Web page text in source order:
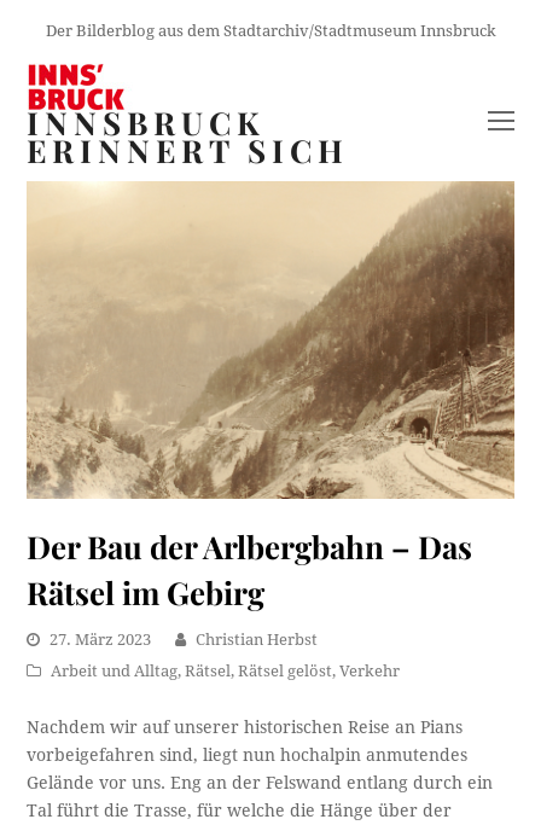
Der Bilderblog aus dem Stadtarchiv/Stadtmuseum Innsbruck
INNSBRUCK
ERINNERT SICH
Der Bau der Arlbergbahn – Das
Rätsel im Gebirg
27. März 2023
Christian Herbst
Arbeit und Alltag,Rätsel,Rätsel gelöst,Verkehr
Nachdem wir auf unserer historischen Reise an Pians
vorbeigefahren sind, liegt nun hochalpin anmutendes
Gelände vor uns. Eng an der Felswand entlang durch ein
Tal führt die Trasse, für welche die Hänge über der